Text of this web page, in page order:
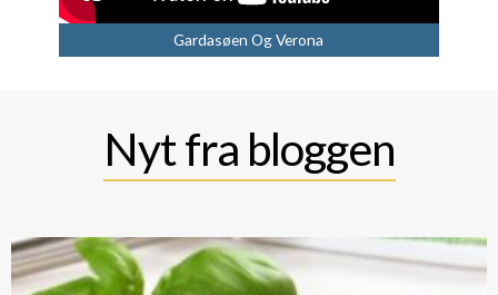
Gardasøen Og Verona
Nyt fra bloggen